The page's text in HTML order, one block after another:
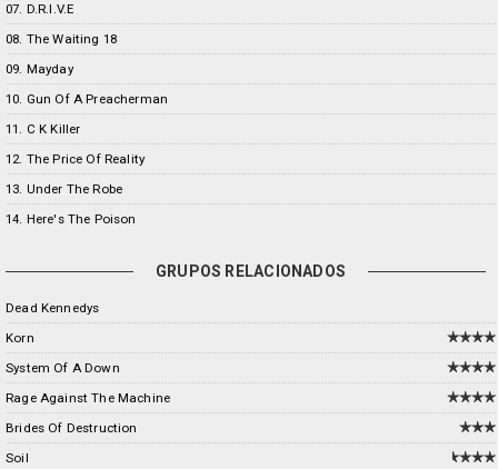
07. D.R.I.V.E
08. The Waiting 18
09. Mayday
10. Gun Of A Preacherman
11. C K Killer
12. The Price Of Reality
13. Under The Robe
14. Here's The Poison
GRUPOS RELACIONADOS
Dead Kennedys
Korn
System Of A Down
Rage Against The Machine
Brides Of Destruction
Soil